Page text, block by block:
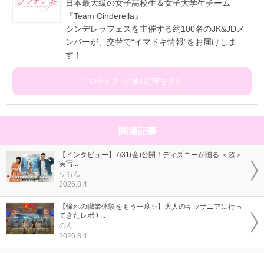
日本最大級の女子高校生＆女子大学生チーム
『Team Cinderella』
シンデレラフェスを主催する約100名のJK&JDメ
ンバーが、交替で“イマドキ情報”をお届けしま
す！
このライターの他の記事を見る
関連記事
【インタビュー】7/31(金)公開！ディズニーが贈る ＜超＞
実写...
りおん
2026.8.4
【憧れの職業体験をもう一度✨】大人のキッザニアに行っ
てきたレポ✈...
のん
2026.8.4